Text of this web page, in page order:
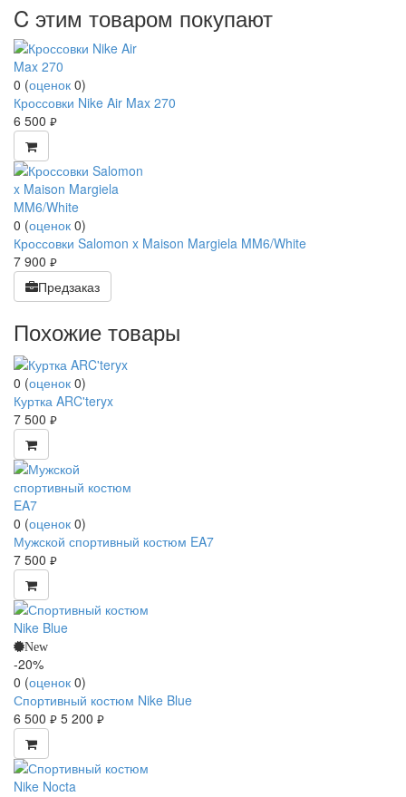
C этим товаром покупают
0 (оценок 0)
Кроссовки Nike Air Max 270
6 500 руб.
0 (оценок 0)
Кроссовки Salomon x Maison Margiela MM6/White
7 900 руб.
Предзаказ
Похожие товары
0 (оценок 0)
Куртка ARC'teryx
7 500 руб.
0 (оценок 0)
Мужской спортивный костюм EA7
7 500 руб.
New
-20%
0 (оценок 0)
Спортивный костюм Nike Blue
6 500 руб. 5 200 руб.